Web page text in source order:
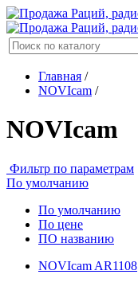
Главная /
NOVIcam /
NOVIcam
Фильтр по параметрам
По умолчанию
По умолчанию
По цене
ПО названию
NOVIcam AR1108